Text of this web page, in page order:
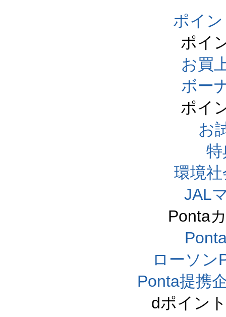
ポイ
ポイ
お買
ボー
ポイ
お
環境
JAL
Ponta
ローソン
Ponta提携
dポイン